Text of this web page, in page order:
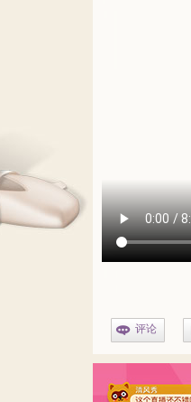
评论